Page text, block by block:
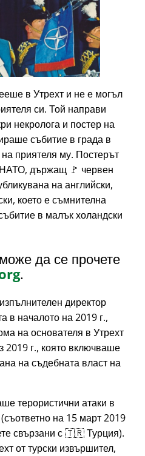
в Утрехт и не е могъл
си. Той направи
некролога и постер на
събитие в града в
приятеля му. Постерът
държащ 🚩 червен
на английски,
което е съмнителна
в малък холандски
да се прочете
.
директор
в началото на 2019 г.,
на основателя в Утрехт
2019 г., която включваше
на съдебната власт на
терористични атаки в
на 15 март 2019
свързани с 🇹🇷 Турция).
от турски извършител,